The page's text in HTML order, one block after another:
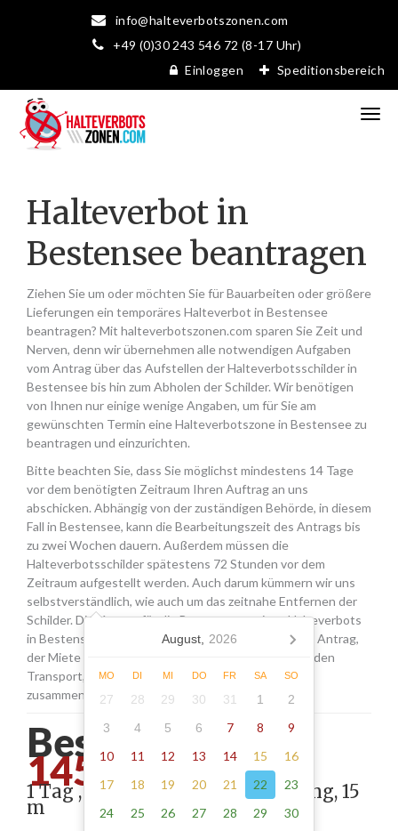
info@halteverbotszonen.com
+49 (0)30 243 546 72 (8-17 Uhr)
Einloggen
Speditionsbereich
Halteverbot in
Bestensee beantragen
Ziehen Sie um oder möchten Sie für Bauarbeiten oder größere
Lieferungen ein temporäres Halteverbot in Bestensee
beantragen? Mit halteverbotszonen.com sparen Sie Zeit und
Nerven, denn wir übernehmen alle notwendigen Aufgaben
vom Antrag über das Aufstellen der Halteverbotsschilder in
Bestensee bis hin zum Abholen der Schilder. Wir benötigen
von Ihnen nur einige wenige Angaben, um für Sie am
gewünschten Termin eine Halteverbotszone in Bestensee zu
beantragen und einzurichten.
Bitte beachten Sie, dass Sie möglichst mindestens 14 Tage
vor dem benötigten Zeitraum Ihren Auftrag an uns
abschicken. Abhängig von der zuständigen Behörde, in diesem
Fall in Bestensee, kann die Bearbeitungszeit des Antrags bis
zu zwei Wochen dauern. Außerdem müssen die
Halteverbotsschilder spätestens 72 Stunden vor dem
Zeitraum aufgestellt werden. Auch darum kümmern wir uns
selbstverständlich, wie auch um das zeitnahe Entfernen der
Schilder. Die Kosten für die Beantragung eines Halteverbots
in Bestensee setzen sich aus den Gebühren für den Antrag,
der Miete für die Schilder sowie einer Pauschale für den
Transport, das Aufstellen und Abholen der Schilder
zusammen.
Bestensee -
145.00
1 Tag , Stellung gemäß Anordnung, 15
m
August, 2026
MO DI MI DO FR SA SO
27 28 29 30 31 1
2
3
4 5 6 7 8
9
10
11 12 13 14 15
16
17
18 19 20 21 22
23
24
25 26 27 28 29
30